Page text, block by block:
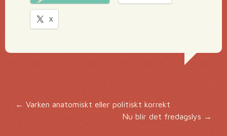
X
Inläggsnavigering
← Varken anatomiskt eller politiskt korrekt
Nu blir det fredagslys→